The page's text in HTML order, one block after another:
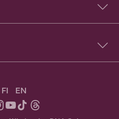
FI EN